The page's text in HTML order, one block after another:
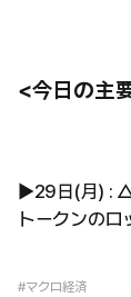
<今日の主
▶29日(月) :
トークンのロ
#マクロ経済